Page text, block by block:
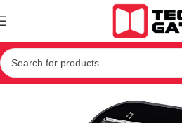
Kreu IT AKSESOR